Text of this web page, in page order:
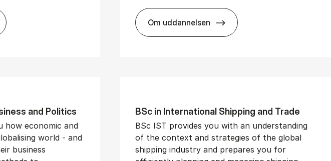
Ad­min­is­tra­tion and Ser­vice Man­age­ment
Om uddannelsen
BSc in Busi­ness Ad­min­is­tra­tion and
and Polit­ics
how economic and
world - and
business
BSc in In­ter­na­tion­al Ship­ping and Trade
BSc IST provides you with an understanding
of the context and strategies of the global
shipping industry and prepares you for